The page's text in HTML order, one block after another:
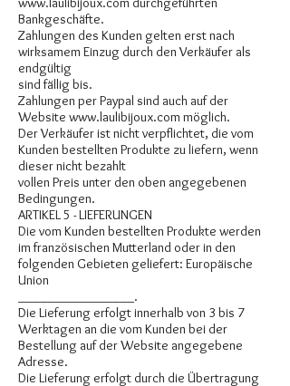
Bankgeschäfte.
Zahlungen des Kunden gelten erst nach
wirksamem Einzug durch den Verkäufer als
endgültig
sind fällig bis.
Zahlungen per Paypal sind auch auf der
Website www.laulibijoux.com möglich.
Der Verkäufer ist nicht verpflichtet, die vom
Kunden bestellten Produkte zu liefern, wenn
dieser nicht bezahlt
vollen Preis unter den oben angegebenen
Bedingungen.
ARTIKEL 5 - LIEFERUNGEN
Die vom Kunden bestellten Produkte werden
im französischen Mutterland oder in den
folgenden Gebieten geliefert: Europäische
Union
________________.
Die Lieferung erfolgt innerhalb von 3 bis 7
Werktagen an die vom Kunden bei der
Bestellung auf der Website angegebene
Adresse.
Die Lieferung erfolgt durch die Übertragung